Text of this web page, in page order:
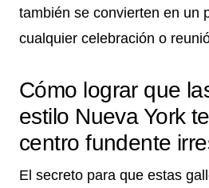
también se convierten en un
cualquier celebración o
Cómo lograr que
estilo Nueva York
centro fundente
El secreto para que estas